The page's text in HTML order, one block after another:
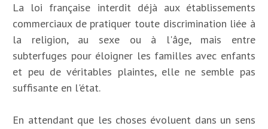
La loi française interdit déjà aux établissements
commerciaux de pratiquer toute discrimination liée à
la religion, au sexe ou à l'âge, mais entre
subterfuges pour éloigner les familles avec enfants
et peu de véritables plaintes, elle ne semble pas
suffisante en l'état.
En attendant que les choses évoluent dans un sens